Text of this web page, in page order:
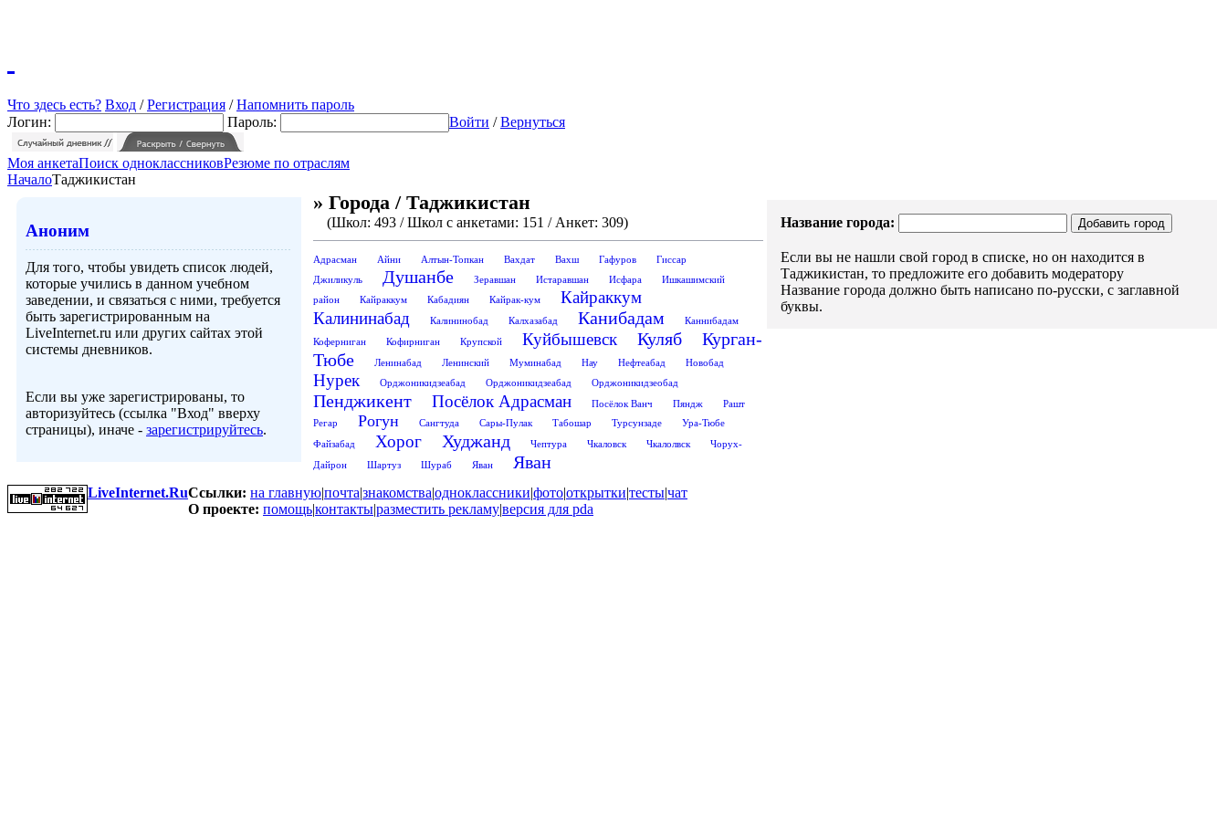
Что здесь есть? Вход /Регистрация /Напомнить пароль
Логин:
Пароль: Войти /Вернуться
Моя анкетаПоиск одноклассниковРезюме по отраслям
НачалоТаджикистан
Аноним
Для того, чтобы увидеть список людей,
которые учились в данном учебном
заведении, и связаться с ними, требуется
быть зарегистрированным на
LiveInternet.ru или других сайтах этой
системы дневников.
Если вы уже зарегистрированы, то
авторизуйтесь (ссылка "Вход" вверху
страницы), иначе - зарегистрируйтесь.
» Города / Таджикистан
(Школ: 493 / Школ с анкетами: 151 / Анкет: 309)
Адрасман Айни Алтын-Топкан Вахдат Вахш Гафуров
Гиссар
Джиликуль
Душанбе Зеравшан Истаравшан Исфара
Ишкашимский
район
Кaйрaккум Кабадиян Кайрак-кум
Кайраккум
Калининабад
Калининобад Калхазабад Канибадам
Каннибадам
Коферниган
Кофирниган Крупской Куйбышевск Куляб
Курган-
Тюбе
Ленинабад Ленинский Муминабад Нау Нефтеабад Новобад
Нурек Орджоникидзеабад Орджоникидзеабад Орджоникидзеобад
Пенджикент Посёлок Адрасман Посёлок Ванч Пяндж
Рашт
Регар
Рогун Сангтуда Сары-Пулак Табошар Турсунзаде
Ура-Тюбе
Файзабад
Хорог Худжанд Чептура Чкаловск Чкалолвск
Чорух-
Дайрон
Шартуз Шураб Яван Яван
Название города:
Если вы не нашли свой город в списке, но он находится в
Таджикистан, то предложите его добавить модератору
Название города должно быть написано по-русски, с заглавной
буквы.
LiveInternet.RuСсылки: на главную|почта|знакомства|одноклассники|фото|открытки|тесты|чат
О проекте: помощь|контакты|разместить рекламу|версия для pda